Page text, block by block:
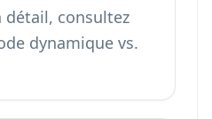
détail, consultez
dynamique vs.